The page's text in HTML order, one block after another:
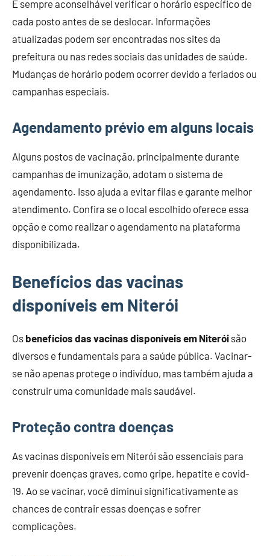
É sempre aconselhável verificar o horário específico de
cada posto antes de se deslocar. Informações
atualizadas podem ser encontradas nos sites da
prefeitura ou nas redes sociais das unidades de saúde.
Mudanças de horário podem ocorrer devido a feriados ou
campanhas especiais.
Agendamento prévio em alguns locais
Alguns postos de vacinação, principalmente durante
campanhas de imunização, adotam o sistema de
agendamento. Isso ajuda a evitar filas e garante melhor
atendimento. Confira se o local escolhido oferece essa
opção e como realizar o agendamento na plataforma
disponibilizada.
Benefícios das vacinas
disponíveis em Niterói
Os benefícios das vacinas disponíveis em Niterói são
diversos e fundamentais para a saúde pública. Vacinar-
se não apenas protege o indivíduo, mas também ajuda a
construir uma comunidade mais saudável.
Proteção contra doenças
As vacinas disponíveis em Niterói são essenciais para
prevenir doenças graves, como gripe, hepatite e covid-
19. Ao se vacinar, você diminui significativamente as
chances de contrair essas doenças e sofrer
complicações.